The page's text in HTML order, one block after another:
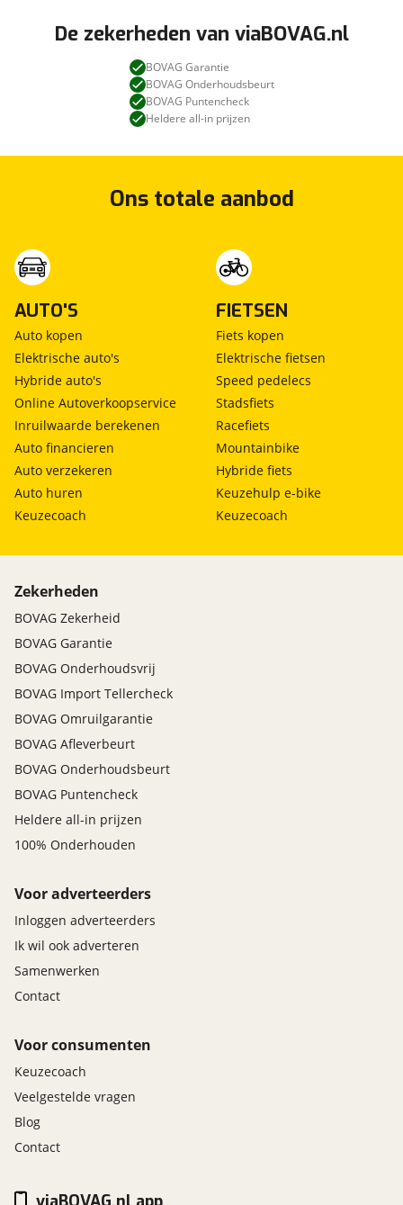
De zekerheden van viaBOVAG.nl
BOVAG Garantie
BOVAG Onderhoudsbeurt
BOVAG Puntencheck
Heldere all-in prijzen
Ons totale aanbod
AUTO'S
Auto kopen
Elektrische auto's
Hybride auto's
Online Autoverkoopservice
Inruilwaarde berekenen
Auto financieren
Auto verzekeren
Auto huren
Keuzecoach
FIETSEN
Fiets kopen
Elektrische fietsen
Speed pedelecs
Stadsfiets
Racefiets
Mountainbike
Hybride fiets
Keuzehulp e-bike
Keuzecoach
Zekerheden
BOVAG Zekerheid
BOVAG Garantie
BOVAG Onderhoudsvrij
BOVAG Import Tellercheck
BOVAG Omruilgarantie
BOVAG Afleverbeurt
BOVAG Onderhoudsbeurt
BOVAG Puntencheck
Heldere all-in prijzen
100% Onderhouden
Voor adverteerders
Inloggen adverteerders
Ik wil ook adverteren
Samenwerken
Contact
Voor consumenten
Keuzecoach
Veelgestelde vragen
Blog
Contact